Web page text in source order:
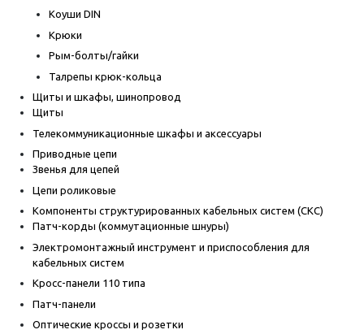
Коуши DIN
Крюки
Рым-болты/гайки
Талрепы крюк-кольца
Щиты и шкафы, шинопровод
Щиты
Телекоммуникационные шкафы и аксессуары
Приводные цепи
Звенья для цепей
Цепи роликовые
Компоненты структурированных кабельных систем (СКС)
Патч-корды (коммутационные шнуры)
Электромонтажный инструмент и приспособления для
кабельных систем
Кросс-панели 110 типа
Патч-панели
Оптические кроссы и розетки